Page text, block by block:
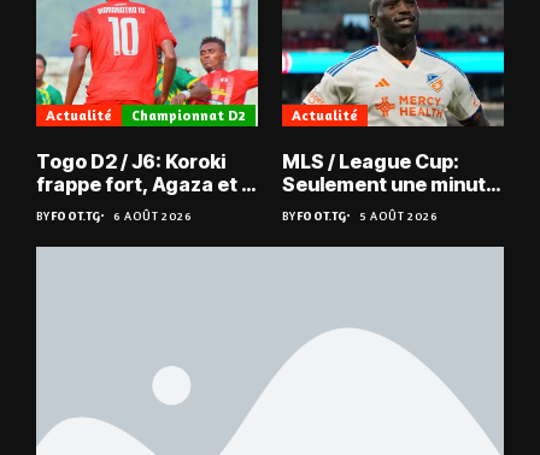
Actualité Championnat D2
Togo D2 / J6: Koroki
frappe fort, Agaza et la
JCA assurent,
suspense avant Sara
FC – Doumbé FC
BYFOOT.TG 6 AOÛT 2026
Actualité
MLS / League Cup:
Seulement une minute
de jeu pour Kévin
Denkey
BYFOOT.TG 5 AOÛT 2026